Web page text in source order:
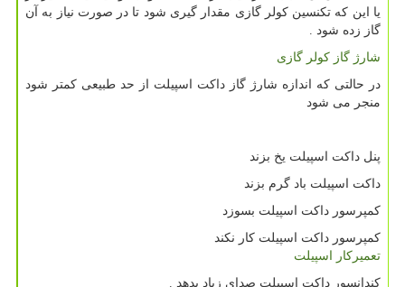
یا این که تکنسین کولر گازی مقدار گیری شود تا در صورت نیاز به آن
گاز زده شود .
شارژ گاز کولر گازی
در حالتی‌ که اندازه شارژ گاز داکت اسپیلت از حد طبیعی کمتر شود
منجر می شود
پنل داکت اسپیلت یخ بزند
داکت اسپیلت باد گرم بزند
کمپرسور داکت اسپیلت بسوزد
کمپرسور داکت اسپیلت کار نکند
تعمیرکار اسپیلت
کندانسور داکت اسپیلت صدای زیاد بدهد .